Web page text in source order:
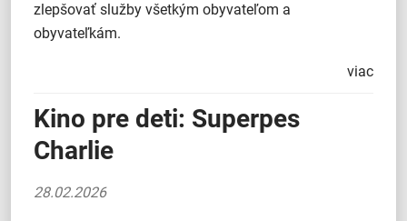
zlepšovať služby všetkým obyvateľom a
obyvateľkám.
viac
Kino pre deti: Superpes
Charlie
28.02.2026